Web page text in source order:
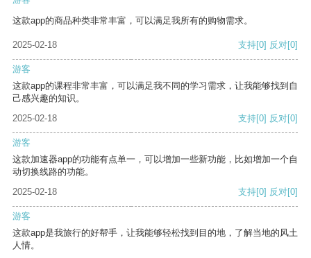
这款app的商品种类非常丰富，可以满足我所有的购物需求。
2025-02-18 支持[0] 反对[0]
游客
这款app的课程非常丰富，可以满足我不同的学习需求，让我能够找到自
己感兴趣的知识。
2025-02-18
支持[0] 反对[0]
游客
这款加速器app的功能有点单一，可以增加一些新功能，比如增加一个自
动切换线路的功能。
2025-02-18
支持[0] 反对[0]
游客
这款app是我旅行的好帮手，让我能够轻松找到目的地，了解当地的风土
人情。